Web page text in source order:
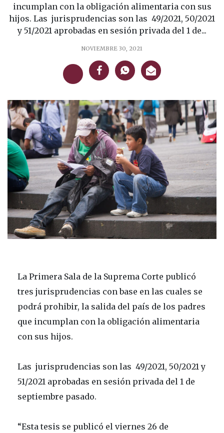
incumplan con la obligación alimentaria con sus
hijos. Las jurisprudencias son las 49/2021, 50/2021
y 51/2021 aprobadas en sesión privada del 1 de...
NOVIEMBRE 30, 2021
La Primera Sala de la Suprema Corte publicó
tres jurisprudencias con base en las cuales se
podrá prohibir, la salida del país de los padres
que incumplan con la obligación alimentaria
con sus hijos.
Las jurisprudencias son las 49/2021, 50/2021 y
51/2021 aprobadas en sesión privada del 1 de
septiembre pasado.
“Esta tesis se publicó el viernes 26 de